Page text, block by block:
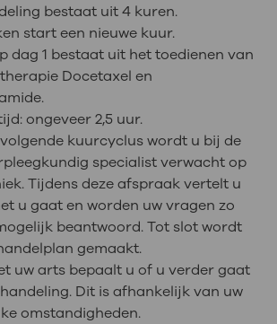
bestaat uit 4 kuren.
start een nieuwe kuur.
dag 1 bestaat uit het toedienen van
Docetaxel en
ongeveer 2,5 uur.
kuurcyclus wordt u bij de
specialist verwacht op
Tijdens deze afspraak vertelt u
u gaat en worden uw vragen zo
beantwoord. Tot slot wordt
gemaakt.
uw arts bepaalt u of u verder gaat
Dit is afhankelijk van uw
omstandigheden.